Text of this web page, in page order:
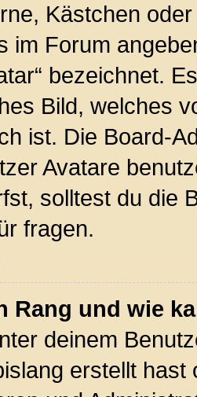
Kästchen
im Forum
bezeichnet.
Bild, welches
ist. Die Board-
Avatare
solltest du die
fragen.
Rang und wie
deinem
erstellt